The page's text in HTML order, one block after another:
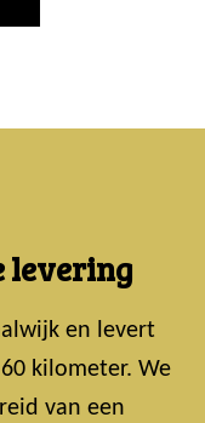
levering
en levert
kilometer. We
van een